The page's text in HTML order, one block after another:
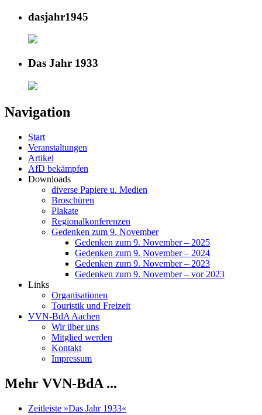
dasjahr1945
Das Jahr 1933
Navigation
Start
Veranstaltungen
Artikel
AfD bekämpfen
Downloads
diverse Papiere u. Medien
Broschüren
Plakate
Regionalkonferenzen
Gedenken zum 9. November
Gedenken zum 9. November – 2025
Gedenken zum 9. November – 2024
Gedenken zum 9. November – 2023
Gedenken zum 9. November – vor 2023
Links
Organisationen
Touristik und Freizeit
VVN-BdA Aachen
Wir über uns
Mitglied werden
Kontakt
Impressum
Mehr VVN-BdA ...
Zeitleiste »Das Jahr 1933«